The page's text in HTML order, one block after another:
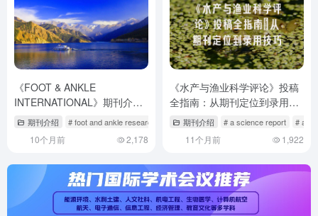
《FOOT & ANKLE
INTERNATIONAL》期刊介绍
与投稿策略解析
期刊介绍 # foot and ankle research # footwear science
10个月前 2,178
《水产与渔业科学评论》投稿
全指南：从期刊定位到录用技
巧 期刊介绍 # a science report #
11个月前 1,922